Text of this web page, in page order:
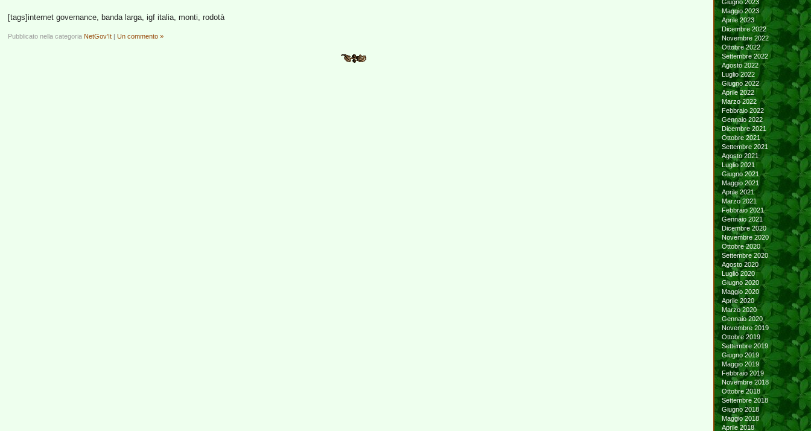
[tags]internet governance, banda larga, igf italia, monti, rodotà
Pubblicato nella categoria NetGov'It | Un commento »
Giugno 2023
Maggio 2023
Aprile 2023
Dicembre 2022
Novembre 2022
Ottobre 2022
Settembre 2022
Agosto 2022
Luglio 2022
Giugno 2022
Aprile 2022
Marzo 2022
Febbraio 2022
Gennaio 2022
Dicembre 2021
Ottobre 2021
Settembre 2021
Agosto 2021
Luglio 2021
Giugno 2021
Maggio 2021
Aprile 2021
Marzo 2021
Febbraio 2021
Gennaio 2021
Dicembre 2020
Novembre 2020
Ottobre 2020
Settembre 2020
Agosto 2020
Luglio 2020
Giugno 2020
Maggio 2020
Aprile 2020
Marzo 2020
Gennaio 2020
Novembre 2019
Ottobre 2019
Settembre 2019
Giugno 2019
Maggio 2019
Febbraio 2019
Novembre 2018
Ottobre 2018
Settembre 2018
Giugno 2018
Maggio 2018
Aprile 2018